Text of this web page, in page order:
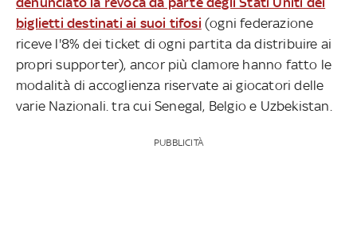
biglietti destinati ai suoi tifosi (ogni federazione
riceve l'8% dei ticket di ogni partita da distribuire ai
propri supporter), ancor più clamore hanno fatto le
modalità di accoglienza riservate ai giocatori delle
varie Nazionali. tra cui Senegal, Belgio e Uzbekistan.
PUBBLICITÀ